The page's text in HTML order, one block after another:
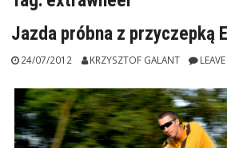
Jazda próbna z przyczepką
24/07/2012 KRZYSZTOF GALANT